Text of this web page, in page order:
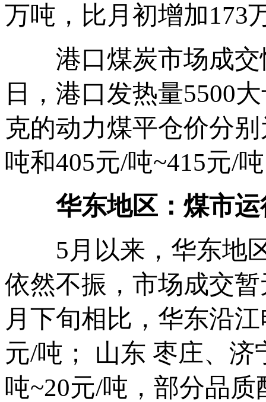
万吨，比月初增加173
港口煤炭市场成交
日，港口发热量5500
克的动力煤平仓价分
吨和405元/吨~415元/
华东地区：煤市运
5月以来，华东地区
依然不振，市场成交
月下旬相比，华东沿
元/吨； 山东 枣庄、
吨~20元/吨，部分品